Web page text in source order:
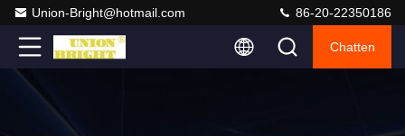
Union-Bright@hotmail.com 86-20-22350186
Chatten